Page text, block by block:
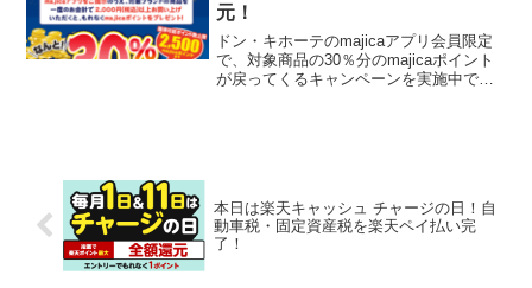
元！
ドン・キホーテのmajicaアプリ会員限定
で、対象商品の30％分のmajicaポイント
が戻ってくるキャンペーンを実施中で
本日は楽天キャッシュ チャージの日！自
動車税・固定資産税を楽天ペイ払い完
了！